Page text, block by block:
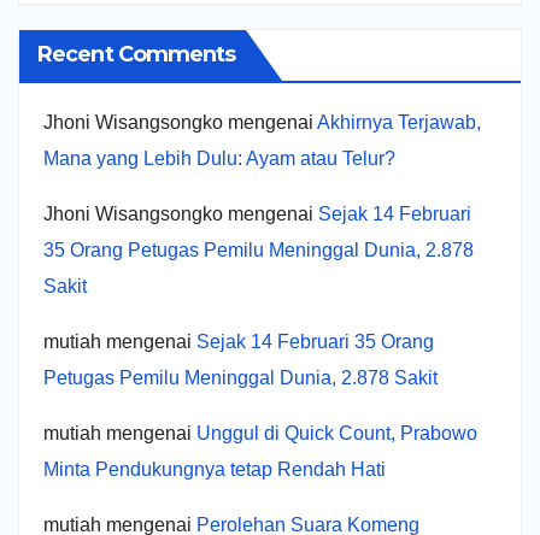
Recent Comments
Jhoni Wisangsongko mengenai Akhirnya Terjawab,
Mana yang Lebih Dulu: Ayam atau Telur?
Jhoni Wisangsongko mengenai Sejak 14 Februari
35 Orang Petugas Pemilu Meninggal Dunia, 2.878
Sakit
mutiah mengenai Sejak 14 Februari 35 Orang
Petugas Pemilu Meninggal Dunia, 2.878 Sakit
mutiah mengenai Unggul di Quick Count, Prabowo
Minta Pendukungnya tetap Rendah Hati
mutiah mengenai Perolehan Suara Komeng